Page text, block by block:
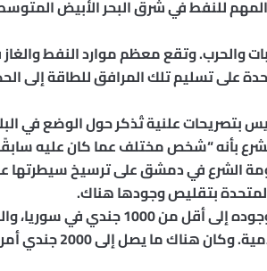
المهم للنفط في شرق البحر الأبيض
والحرب. وتقع معظم موارد النفط
على تسليم تلك المرافق للطاقة إلى
بتصريحات علنية تُذكر حول الوضع في
بأنه “شخص مختلف عما كان عليه
الشرع في دمشق على ترسيخ سيطرتها
بتقليص وجودها هناك.
صرح البنتاغون في أواخر أبريل بأنه من المقرر
حملة عسكرية طويلة ضد